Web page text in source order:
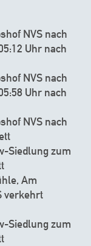
NVS nach
Uhr nach
NVS nach
Uhr nach
NVS nach
Siedlung zum
Am
verkehrt
Siedlung zum